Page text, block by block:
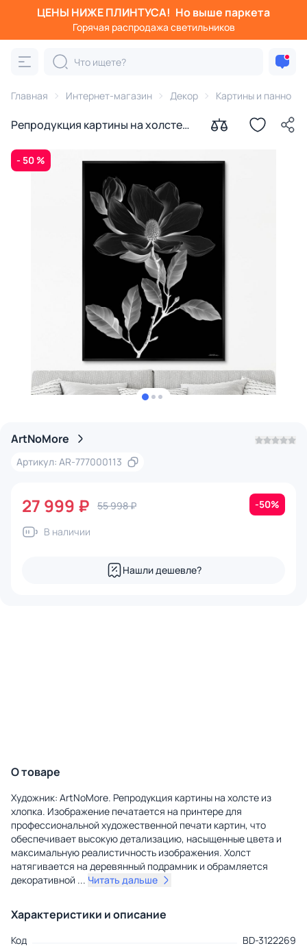
ЦЕНЫ НИЖЕ ПЛИНТУСА! Но выше паркета
Горячая распродажа светильников
Главная Интернет-магазин Декор Картины и панно
Репродукция картины на холсте
- 50 %
ArtNoMore
Артикул: AR-777000113
27 999 ₽ 55 998 ₽ -50%
В наличии
Нашли дешевле?
О товаре
Художник: ArtNoMore. Репродукция картины на холсте из
хлопка. Изображение печатается на принтере для
профессиональной художественной печати картин, что
обеспечивает высокую детализацию, насыщенные цвета и
максимальную реалистичность изображения. Холст
натягивается на деревянный подрамник и обрамляется
декоративной ... Читать дальше
Характеристики и описание
Код
BD-3122269